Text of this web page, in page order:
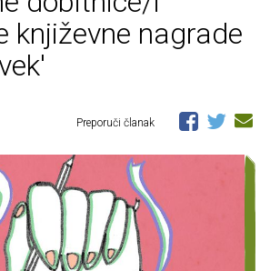
književne nagrade
Preporuči članak